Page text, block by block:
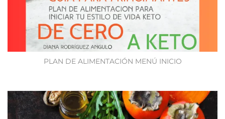
PLAN DE ALIMENTACIÓN MENÚ INICIO